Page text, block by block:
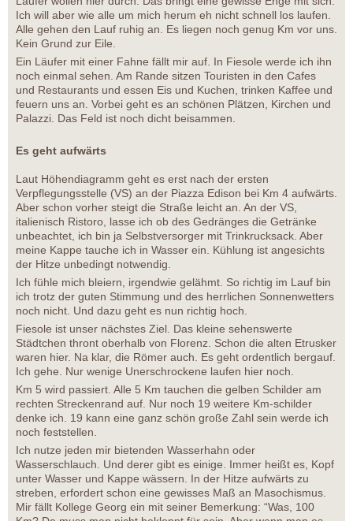
Ich will aber wie alle um mich herum eh nicht schnell los laufen.
Alle gehen den Lauf ruhig an. Es liegen noch genug Km vor uns.
Kein Grund zur Eile.
Ein Läufer mit einer Fahne fällt mir auf. In Fiesole werde ich ihn
noch einmal sehen. Am Rande sitzen Touristen in den Cafes
und Restaurants und essen Eis und Kuchen, trinken Kaffee und
feuern uns an. Vorbei geht es an schönen Plätzen, Kirchen und
Palazzi. Das Feld ist noch dicht beisammen.
Es geht aufwärts
Laut Höhendiagramm geht es erst nach der ersten
Verpflegungsstelle (VS) an der Piazza Edison bei Km 4 aufwärts.
Aber schon vorher steigt die Straße leicht an. An der VS,
italienisch Ristoro, lasse ich ob des Gedränges die Getränke
unbeachtet, ich bin ja Selbstversorger mit Trinkrucksack. Aber
meine Kappe tauche ich in Wasser ein. Kühlung ist angesichts
der Hitze unbedingt notwendig.
Ich fühle mich bleiern, irgendwie gelähmt. So richtig im Lauf bin
ich trotz der guten Stimmung und des herrlichen Sonnenwetters
noch nicht. Und dazu geht es nun richtig hoch.
Fiesole ist unser nächstes Ziel. Das kleine sehenswerte
Städtchen thront oberhalb von Florenz. Schon die alten Etrusker
waren hier. Na klar, die Römer auch. Es geht ordentlich bergauf.
Ich gehe. Nur wenige Unerschrockene laufen hier noch.
Km 5 wird passiert. Alle 5 Km tauchen die gelben Schilder am
rechten Streckenrand auf. Nur noch 19 weitere Km-schilder
denke ich. 19 kann eine ganz schön große Zahl sein werde ich
noch feststellen.
Ich nutze jeden mir bietenden Wasserhahn oder
Wasserschlauch. Und derer gibt es einige. Immer heißt es, Kopf
unter Wasser und Kappe wässern. In der Hitze aufwärts zu
streben, erfordert schon eine gewisses Maß an Masochismus.
Mir fällt Kollege Georg ein mit seiner Bemerkung: “Was, 100